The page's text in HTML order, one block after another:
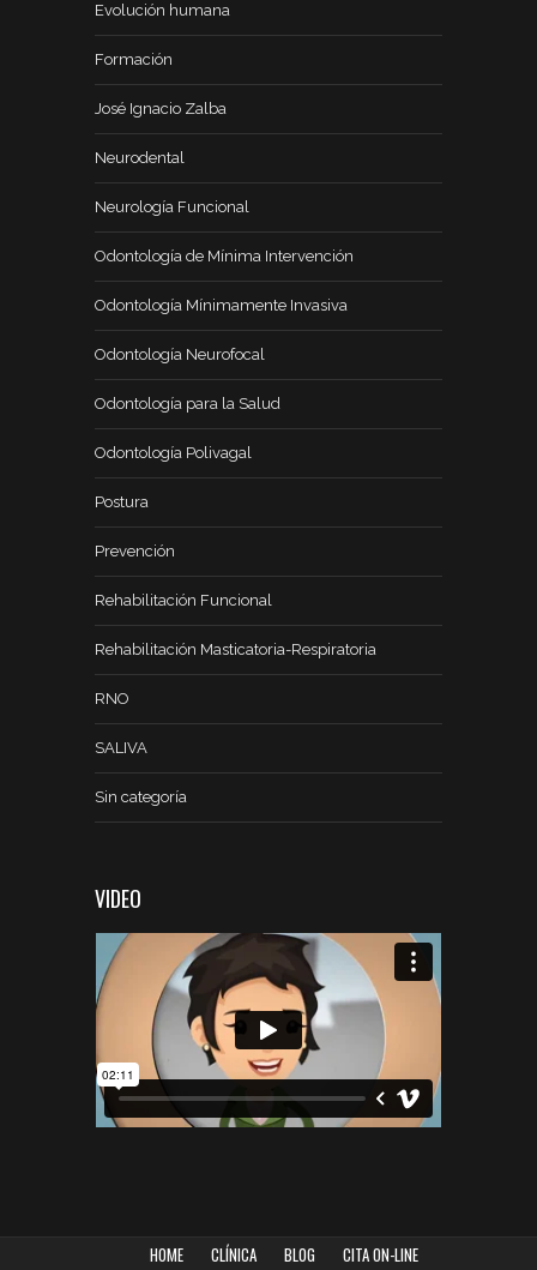
Evolución humana
Formación
José Ignacio Zalba
Neurodental
Neurología Funcional
Odontología de Mínima Intervención
Odontología Mínimamente Invasiva
Odontología Neurofocal
Odontología para la Salud
Odontología Polivagal
Postura
Prevención
Rehabilitación Funcional
Rehabilitación Masticatoria-Respiratoria
RNO
SALIVA
Sin categoría
VIDEO
HOME CLÍNICA BLOG CITA ON-LINE